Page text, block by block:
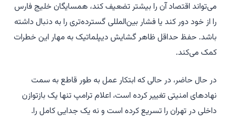
می‌تواند اقتصاد آن را بیشتر تضعیف کند، همسایگان خلیج فارس
را از خود دور کند یا فشار بین‌المللی گسترده‌تری را به دنبال داشته
باشد. حفظ حداقل ظاهر گشایش دیپلماتیک به مهار این خطرات
کمک می‌کند.
در حال حاضر، در حالی که ابتکار عمل به طور قاطع به سمت
نهادهای امنیتی تغییر کرده است، اعلام ترامپ تنها یک بازتوازن
داخلی در تهران را تسریع کرده است و نه یک جدایی کامل را.